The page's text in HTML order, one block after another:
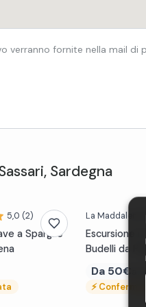
verranno fornite nella mail di
, Sardegna
5,0 (2)
a Spargi e
La Maddalena
Escursione
Budelli da
Da 50€
a
⚡Conferma